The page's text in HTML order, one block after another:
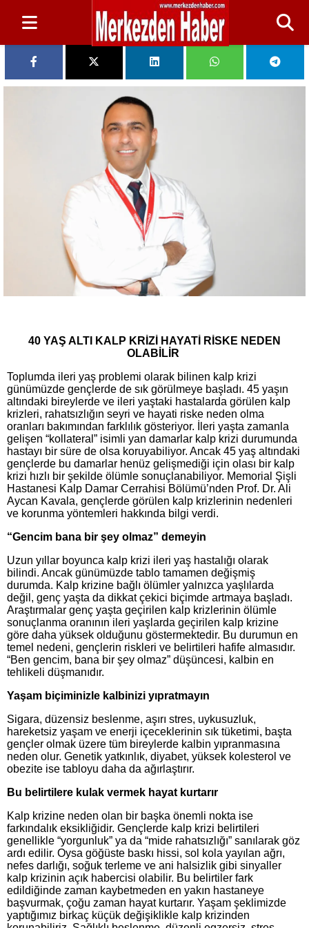
40 YAŞ ALTI KALP KRİZİ HAYATİ RİSKE NEDEN
OLABİLİR
Toplumda ileri yaş problemi olarak bilinen kalp krizi
günümüzde gençlerde de sık görülmeye başladı. 45 yaşın
altındaki bireylerde ve ileri yaştaki hastalarda görülen kalp
krizleri, rahatsızlığın seyri ve hayati riske neden olma
oranları bakımından farklılık gösteriyor. İleri yaşta zamanla
gelişen “kollateral” isimli yan damarlar kalp krizi durumunda
hastayı bir süre de olsa koruyabiliyor. Ancak 45 yaş altındaki
gençlerde bu damarlar henüz gelişmediği için olası bir kalp
krizi hızlı bir şekilde ölümle sonuçlanabiliyor. Memorial Şişli
Hastanesi Kalp Damar Cerrahisi Bölümü’nden Prof. Dr. Ali
Aycan Kavala, gençlerde görülen kalp krizlerinin nedenleri
ve korunma yöntemleri hakkında bilgi verdi.
“Gencim bana bir şey olmaz” demeyin
Uzun yıllar boyunca kalp krizi ileri yaş hastalığı olarak
bilindi. Ancak günümüzde tablo tamamen değişmiş
durumda. Kalp krizine bağlı ölümler yalnızca yaşlılarda
değil, genç yaşta da dikkat çekici biçimde artmaya başladı.
Araştırmalar genç yaşta geçirilen kalp krizlerinin ölümle
sonuçlanma oranının ileri yaşlarda geçirilen kalp krizine
göre daha yüksek olduğunu göstermektedir. Bu durumun en
temel nedeni, gençlerin riskleri ve belirtileri hafife almasıdır.
“Ben gencim, bana bir şey olmaz” düşüncesi, kalbin en
tehlikeli düşmanıdır.
Yaşam biçiminizle kalbinizi yıpratmayın
Sigara, düzensiz beslenme, aşırı stres, uykusuzluk,
hareketsiz yaşam ve enerji içeceklerinin sık tüketimi, başta
gençler olmak üzere tüm bireylerde kalbin yıpranmasına
neden olur. Genetik yatkınlık, diyabet, yüksek kolesterol ve
obezite ise tabloyu daha da ağırlaştırır.
Bu belirtilere kulak vermek hayat kurtarır
Kalp krizine neden olan bir başka önemli nokta ise
farkındalık eksikliğidir. Gençlerde kalp krizi belirtileri
genellikle “yorgunluk” ya da “mide rahatsızlığı” sanılarak göz
ardı edilir. Oysa göğüste baskı hissi, sol kola yayılan ağrı,
nefes darlığı, soğuk terleme ve ani halsizlik gibi sinyaller
kalp krizinin açık habercisi olabilir. Bu belirtiler fark
edildiğinde zaman kaybetmeden en yakın hastaneye
başvurmak, çoğu zaman hayat kurtarır. Yaşam şeklimizde
yaptığımız birkaç küçük değişiklikle kalp krizinden